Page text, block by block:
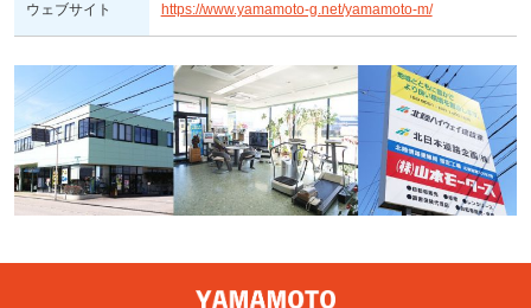
ウェブサイト https://www.yamamoto-g.net/yamamoto-m/